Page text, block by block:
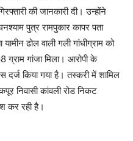
की जानकारी दी। उन्होंने
पुत्र रामपुकार कापर पता
यामीन ढोल वाली गली गांधीग्राम को
ग्राम गांजा मिला। आरोपी के
किया गया है। तस्करी में शामिल
निवासी कांवली रोड निकट
कर रही है।